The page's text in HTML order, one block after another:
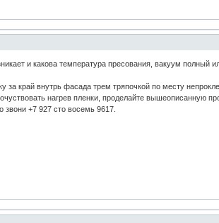
и какова температура пресования, вакуум полный
край внутрь фасада трем тряпочкой по месту
нагрев пленки, проделайте вышеописанную
звони +7 927 сто восемь 9617.